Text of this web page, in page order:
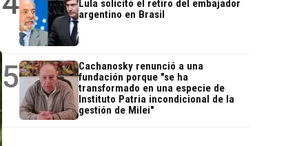
Lula solicitó el retiro del embajador
argentino en Brasil
5
Cachanosky renunció a una
fundación porque "se ha
transformado en una especie de
Instituto Patria incondicional de la
gestión de Milei"